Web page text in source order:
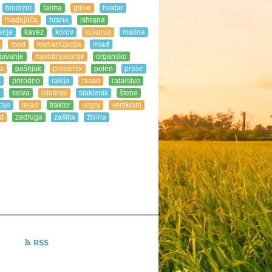
biodizel farma gljive
hektar
hladnjača hrana
ishrana
kavez korov kukuruz
malina
med mehanizacija
mlađ
navodnjavanje
organsko
pašnjak plastenik polen
prase
prirodno rakija rasad
ratarstvo
setva siliranje staklenik
štene
telad traktor uzgoj
vertiklani
zadruga zaštita živina
RSS